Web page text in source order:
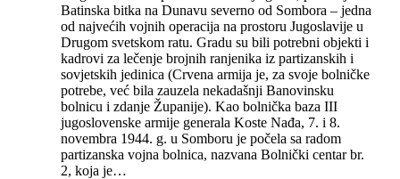
Batinska bitka na Dunavu severno od Sombora – jedna
od najvećih vojnih operacija na prostoru Jugoslavije u
Drugom svetskom ratu. Gradu su bili potrebni objekti i
kadrovi za lečenje brojnih ranjenika iz partizanskih i
sovjetskih jedinica (Crvena armija je, za svoje bolničke
potrebe, već bila zauzela nekadašnji Banovinsku
bolnicu i zdanje Županije). Kao bolnička baza III
jugoslovenske armije generala Koste Nađa, 7. i 8.
novembra 1944. g. u Somboru je počela sa radom
partizanska vojna bolnica, nazvana Bolnički centar br.
2, koja je…